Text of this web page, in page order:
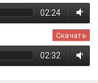
02:24
Скачать
02:32